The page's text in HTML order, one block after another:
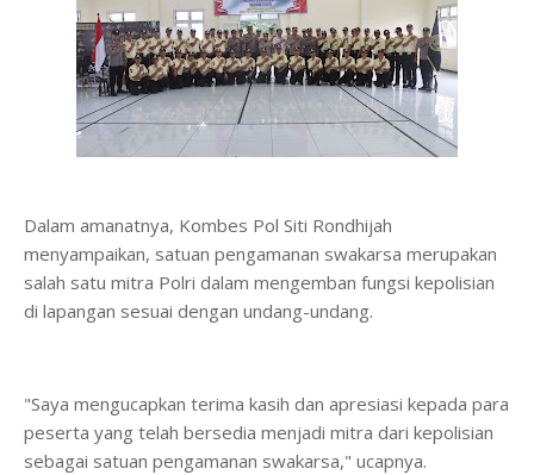
Dalam amanatnya, Kombes Pol Siti Rondhijah
menyampaikan, satuan pengamanan swakarsa merupakan
salah satu mitra Polri dalam mengemban fungsi kepolisian
di lapangan sesuai dengan undang-undang.
"Saya mengucapkan terima kasih dan apresiasi kepada para
peserta yang telah bersedia menjadi mitra dari kepolisian
sebagai satuan pengamanan swakarsa," ucapnya.